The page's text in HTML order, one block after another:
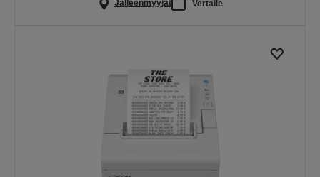
Jälleenmyyjät Vertaile